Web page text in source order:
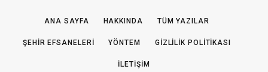
ANA SAYFA HAKKINDA TÜM YAZILAR
ŞEHIR EFSANELERI YÖNTEM GIZLILIK POLITIKASI
İLETIŞIM